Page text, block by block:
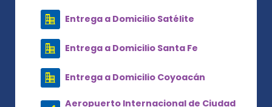
Entrega a Domicilio Satélite
Entrega a Domicilio Santa Fe
Entrega a Domicilio Coyoacán
Aeropuerto Internacional de Ciudad